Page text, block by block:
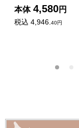
本体 4,580円
税込 4,946.40円